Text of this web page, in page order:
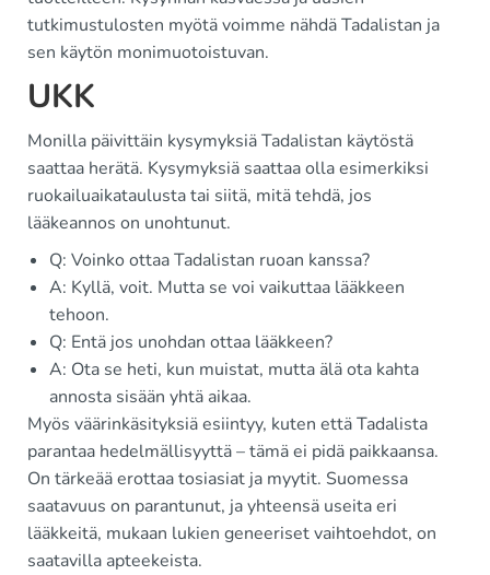
tutkimustulosten myötä voimme nähdä Tadalistan ja
sen käytön monimuotoistuvan.
UKK
Monilla päivittäin kysymyksiä Tadalistan käytöstä
saattaa herätä. Kysymyksiä saattaa olla esimerkiksi
ruokailuaikataulusta tai siitä, mitä tehdä, jos
lääkeannos on unohtunut.
Q: Voinko ottaa Tadalistan ruoan kanssa?
A: Kyllä, voit. Mutta se voi vaikuttaa lääkkeen
tehoon.
Q: Entä jos unohdan ottaa lääkkeen?
A: Ota se heti, kun muistat, mutta älä ota kahta
annosta sisään yhtä aikaa.
Myös väärinkäsityksiä esiintyy, kuten että Tadalista
parantaa hedelmällisyyttä – tämä ei pidä paikkaansa.
On tärkeää erottaa tosiasiat ja myytit. Suomessa
saatavuus on parantunut, ja yhteensä useita eri
lääkkeitä, mukaan lukien geneeriset vaihtoehdot, on
saatavilla apteekeista.